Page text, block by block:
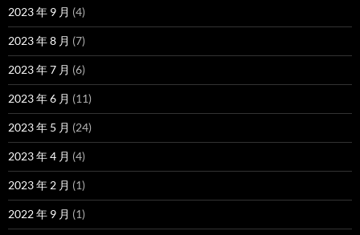
2023 年 9 月 (4)
2023 年 8 月 (7)
2023 年 7 月 (6)
2023 年 6 月 (11)
2023 年 5 月 (24)
2023 年 4 月 (4)
2023 年 2 月 (1)
2022 年 9 月 (1)